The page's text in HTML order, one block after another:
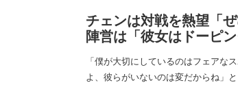
チェンは対戦を熱望「
陣営は「彼女はドーピ
「僕が大切にしているのはフェアな
よ、彼らがいないのは変だからね」